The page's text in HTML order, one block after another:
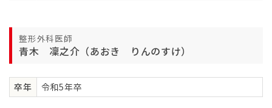
整形外科医師
青木 凜之介（あおき りんのすけ）
卒年 令和5年卒